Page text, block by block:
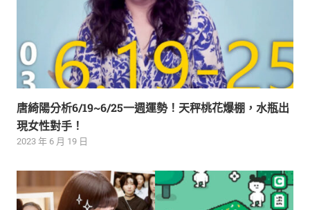
唐綺陽分析6/19~6/25一週運勢！天秤桃花爆棚，水瓶出
現女性對手！
2023 年 6 月 19 日